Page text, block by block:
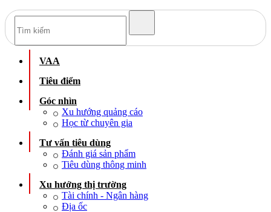
VAA
Tiêu điểm
Góc nhìn
Xu hướng quảng cáo
Học từ chuyên gia
Tư vấn tiêu dùng
Đánh giá sản phẩm
Tiêu dùng thông minh
Xu hướng thị trường
Tài chính - Ngân hàng
Địa ốc